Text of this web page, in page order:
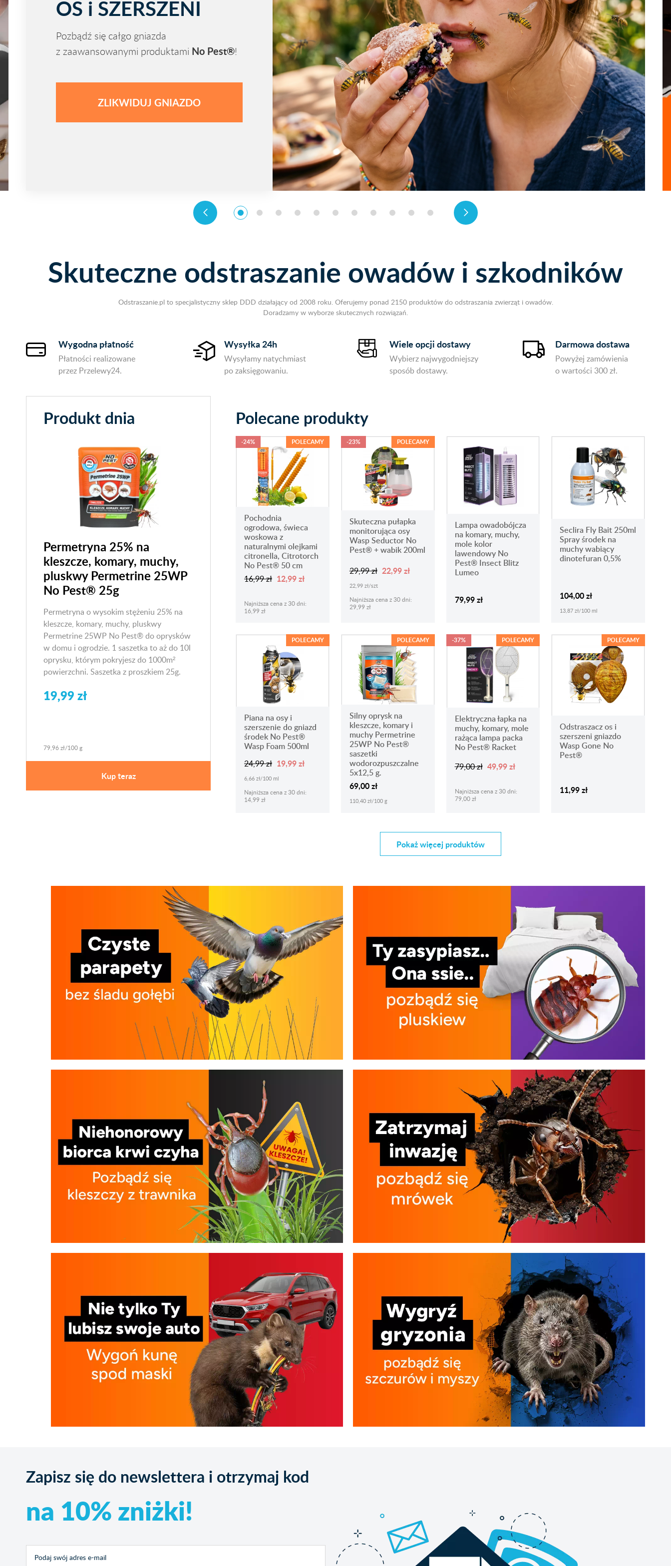
OS i SZERSZENI
Pozbądź się całgo gniazda
z zaawansowanymi produktami No Pest®!
ZLIKWIDUJ GNIAZDO
Skuteczne odstraszanie owadów i szkodników
Odstraszanie.pl to specjalistyczny sklep DDD działający od 2008 roku. Oferujemy ponad 2150 produktów do odstraszania zwierząt i owadów.
Doradzamy w wyborze skutecznych rozwiązań.
Wygodna płatność
Płatności realizowane
przez Przelewy24.
Wysyłka 24h
Wysyłamy natychmiast
po zaksięgowaniu.
Wiele opcji dostawy
Wybierz najwygodniejszy
sposób dostawy.
Darmowa dostawa
Powyżej zamówienia
o wartości 300 zł.
Produkt dnia
Permetryna 25% na
kleszcze, komary, muchy,
pluskwy Permetrine 25WP
No Pest® 25g
Permetryna o wysokim stężeniu 25% na
kleszcze, komary, muchy, pluskwy
Permetrine 25WP No Pest® do oprysków
w domu i ogrodzie. 1 saszetka to aż do 10l
oprysku, którym pokryjesz do 1000m²
powierzchni. Saszetka z proszkiem 25g.
19,99 zł
79,96 zł/100 g
Kup teraz
Polecane produkty
Pochodnia
ogrodowa, świeca
woskowa z
naturalnymi olejkami
citronella, Citrotorch
No Pest® 50 cm
-24% POLECAMY
16,99 zł 12,99 zł
Najniższa cena z 30 dni:
16,99 zł
Skuteczna pułapka
monitorująca osy
Wasp Seductor No
Pest® + wabik 200ml
-23% POLECAMY
29,99 zł 22,99 zł
22,99 zł/szt
Najniższa cena z 30 dni:
29,99 zł
Lampa owadobójcza
na komary, muchy,
mole kolor
lawendowy No
Pest® Insect Blitz
Lumeo
79,99 zł
Seclira Fly Bait 250ml
Spray środek na
muchy wabiący
dinotefuran 0,5%
104,00 zł
13,87 zł/100 ml
Piana na osy i
szerszenie do gniazd
środek No Pest®
Wasp Foam 500ml
POLECAMY
24,99 zł 19,99 zł
6,66 zł/100 ml
Najniższa cena z 30 dni:
14,99 zł
Silny oprysk na
kleszcze, komary i
muchy Permetrine
25WP No Pest®
saszetki
wodorozpuszczalne
5x12,5 g.
POLECAMY
69,00 zł
110,40 zł/100 g
Elektryczna łapka na
muchy, komary, mole
rażąca lampa packa
No Pest® Racket
-37% POLECAMY
79,00 zł 49,99 zł
Najniższa cena z 30 dni:
79,00 zł
Odstraszacz os i
szerszeni gniazdo
Wasp Gone No
Pest®
POLECAMY
11,99 zł
Pokaż więcej produktów
Zapisz się do newslettera i otrzymaj kod
na 10% zniżki!